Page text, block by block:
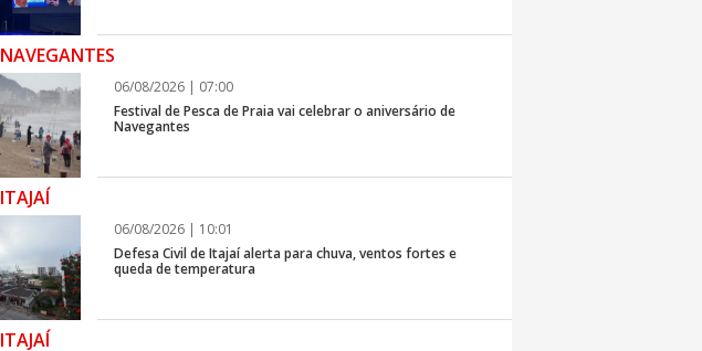
NAVEGANTES
06/08/2026 | 07:00
Festival de Pesca de Praia vai celebrar o aniversário de
Navegantes
ITAJAÍ
06/08/2026 | 10:01
Defesa Civil de Itajaí alerta para chuva, ventos fortes e
queda de temperatura
ITAJAÍ